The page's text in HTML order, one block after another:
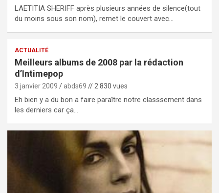
LAETITIA SHERIFF après plusieurs années de silence(tout
du moins sous son nom), remet le couvert avec…
ACTUALITÉ
Meilleurs albums de 2008 par la rédaction
d’Intimepop
3 janvier 2009 abds69 // 2 830 vues
Eh bien y a du bon a faire paraître notre classsement dans
les derniers car ça…